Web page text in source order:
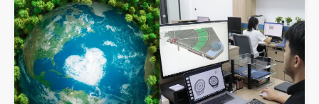
Kế Hoạch Xanh
DAYIN Đạt Chứng Nhận GRS (Chứng
Thiết kế và phát triển
Đội Ngũ Của Chúng Tôi Cung Cấp Dịch
Vụ Thiết Kế, Nghiên Cứu Và Phát
Triển, Cùng Với 65 Bằng Sáng Chế,